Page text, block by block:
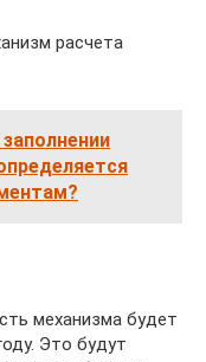
расчета
механизма будет
Это будут